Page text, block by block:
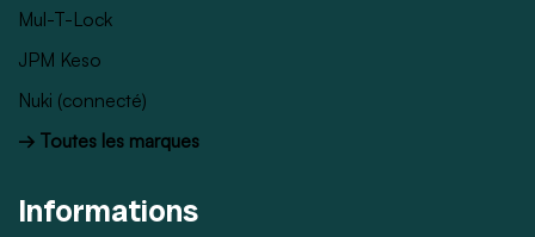
Mul-T-Lock
JPM Keso
Nuki (connecté)
→ Toutes les marques
Informations